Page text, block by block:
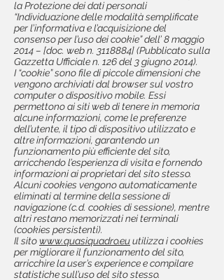
la Protezione dei dati personali
“Individuazione delle modalità semplificate
per l’informativa e l’acquisizione del
consenso per l’uso dei cookie” dell’ 8 maggio
2014 – [doc. web n. 3118884] (Pubblicato sulla
Gazzetta Ufficiale n. 126 del 3 giugno 2014).
I “cookie” sono file di piccole dimensioni che
vengono archiviati dal browser sul vostro
computer o dispositivo mobile. Essi
permettono ai siti web di tenere in memoria
alcune informazioni, come le preferenze
dell’utente, il tipo di dispositivo utilizzato e
altre informazioni, garantendo un
funzionamento più efficiente del sito,
arricchendo l’esperienza di visita e fornendo
informazioni ai proprietari del sito stesso.
Alcuni cookies vengono automaticamente
eliminati al termine della sessione di
navigazione (c.d. cookies di sessione), mentre
altri restano memorizzati nei terminali
(cookies persistenti).
Il sito www.quasiquadro.euutilizza i cookies
per migliorare il funzionamento del sito,
arricchire la user’s experience e compilare
statistiche sull’uso del sito stesso.